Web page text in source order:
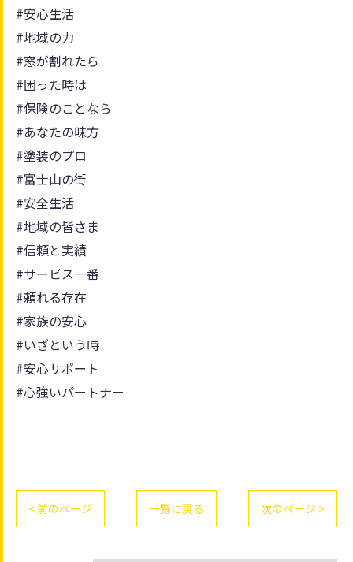
#安心生活
#地域の力
#窓が割れたら
#困った時は
#保険のことなら
#あなたの味方
#塗装のプロ
#富士山の街
#安全生活
#地域の皆さま
#信頼と実績
#サービス一番
#頼れる存在
#家族の安心
#いざという時
#安心サポート
#心強いパートナー
< 前のページ 一覧に戻る 次のページ >